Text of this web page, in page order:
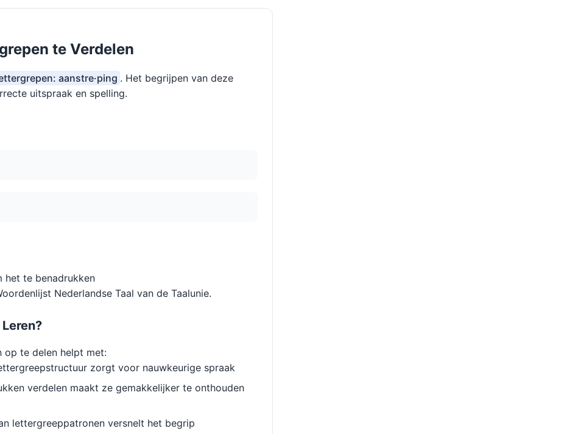
te Verdelen
aanstre·ping . Het begrijpen van deze
uitspraak en spelling.
het te benadrukken
Nederlandse Taal van de Taalunie.
op te delen helpt met:
zorgt voor nauwkeurige spraak
verdelen maakt ze gemakkelijker te onthouden
lettergreeppatronen versnelt het begrip